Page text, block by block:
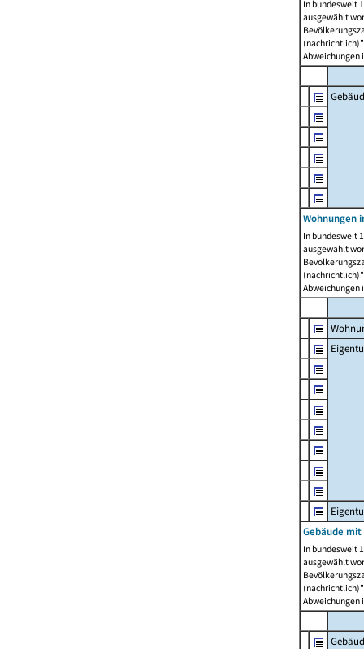
In bundesweit
ausgewählt
Abweichungen
Wohnungen
In bundesweit
ausgewählt
Abweichungen
Gebäude
In bundesweit
ausgewählt
Abweichungen